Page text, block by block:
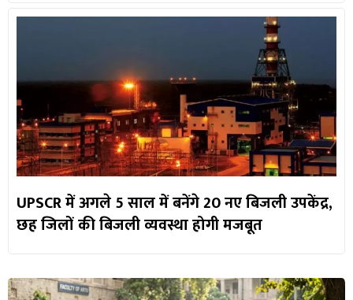
UPSCR में अगले 5 साल में बनेंगे 20 नए बिजली उपकेंद्र,
छह जिलों की बिजली व्यवस्था होगी मजबूत